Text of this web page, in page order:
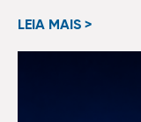
LEIA MAIS >